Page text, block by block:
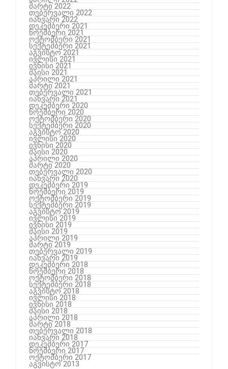
მარტი 2022
თებერვალი 2022
იანვარი 2022
დეკემბერი 2021
ნოემბერი 2021
ოქტომბერი 2021
სექტემბერი 2021
აგვისტო 2021
ივლისი 2021
ივნისი 2021
მაისი 2021
აპრილი 2021
მარტი 2021
თებერვალი 2021
იანვარი 2021
დეკემბერი 2020
ნოემბერი 2020
ოქტომბერი 2020
სექტემბერი 2020
აგვისტო 2020
ივლისი 2020
ივნისი 2020
მაისი 2020
აპრილი 2020
მარტი 2020
თებერვალი 2020
იანვარი 2020
დეკემბერი 2019
ნოემბერი 2019
ოქტომბერი 2019
სექტემბერი 2019
აგვისტო 2019
ივლისი 2019
ივნისი 2019
მაისი 2019
აპრილი 2019
მარტი 2019
თებერვალი 2019
იანვარი 2019
დეკემბერი 2018
ნოემბერი 2018
ოქტომბერი 2018
სექტემბერი 2018
აგვისტო 2018
ივლისი 2018
ივნისი 2018
მაისი 2018
აპრილი 2018
მარტი 2018
თებერვალი 2018
იანვარი 2018
დეკემბერი 2017
ნოემბერი 2017
ოქტომბერი 2017
აგვისტო 2013